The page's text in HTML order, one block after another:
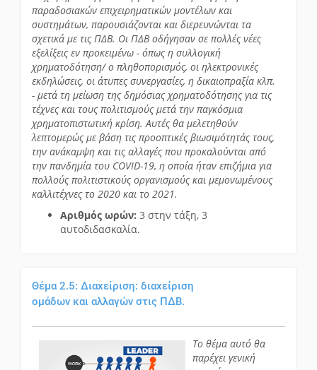
παραδοσιακών επιχειρηματικών μοντέλων και
συστημάτων, παρουσιάζονται και διερευνώνται τα
σχετικά με τις ΠΔΒ. Οι ΠΔΒ οδήγησαν σε πολλές νέες
εξελίξεις εν προκειμένω - όπως η συλλογική
χρηματοδότηση/ ο πληθοπορισμός, οι ηλεκτρονικές
εκδηλώσεις, οι άτυπες συνεργασίες, η δικαιοπραξία κλπ.
- μετά τη μείωση της δημόσιας χρηματοδότησης για τις
τέχνες και τους πολιτισμούς μετά την παγκόσμια
χρηματοπιστωτική κρίση. Αυτές θα μελετηθούν
λεπτομερώς με βάση τις προοπτικές βιωσιμότητάς τους,
την ανάκαμψη και τις αλλαγές που προκαλούνται από
την πανδημία του COVID-19, η οποία ήταν επιζήμια για
πολλούς πολιτιστικούς οργανισμούς και μεμονωμένους
καλλιτέχνες το 2020 και το 2021.
Αριθμός ωρών: 3 στην τάξη, 3
αυτοδιδασκαλία.
Θέμα 2.5: Διαχείριση: διαχείριση
ομάδων και αλλαγών στις ΠΔΒ.
Το θέμα αυτό θα
παρέχει γενική